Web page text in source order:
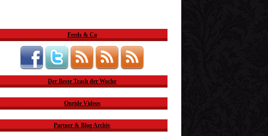
Feeds & Co
Der Beste Trash der Woche
Onride Videos
Partner & Blog Archiv